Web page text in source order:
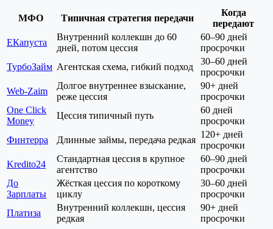
МФО Типичная стратегия передачи
Когда
передают
ЕКапуста
Внутренний коллекшн до 60
дней, потом цессия
60–90 дней
просрочки
ТурбоЗайм Агентская схема, гибкий подход
30–60 дней
просрочки
Web-Zaim
Долгое внутреннее взыскание,
реже цессия
90+ дней
просрочки
One Click
Money
Цессия типичный путь
60 дней
просрочки
Финтерра
Длинные займы, передача редкая
120+ дней
просрочки
Kredito24
Стандартная цессия в крупное
агентство
60–90 дней
просрочки
До
Зарплаты
Жёсткая цессия по короткому
циклу
30–60 дней
просрочки
Платиза
Внутренний коллекшн, цессия
редкая
90+ дней
просрочки